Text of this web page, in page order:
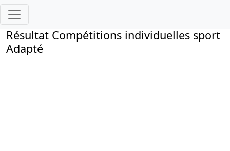
Résultat Compétitions individuelles sport
Adapté